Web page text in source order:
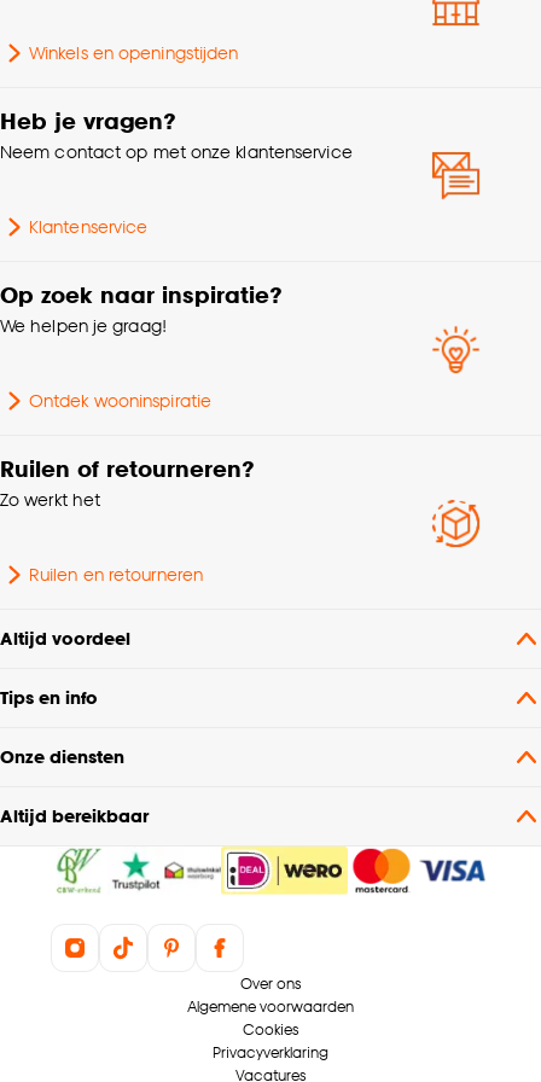
accepteren door op ‘Cookies aanpassen’ te
kan aanpassen, bekijk hiervoor onze
cookieverklaring.
Lengte 11 CM
Winkels en openingstijden
Heb je vragen?
Neem contact op met onze klantenservice
Klantenservice
Op zoek naar inspiratie?
We helpen je graag!
Ontdek wooninspiratie
Ruilen of retourneren?
Zo werkt het
Ruilen en retourneren
Altijd voordeel
Tips en info
Onze diensten
Altijd bereikbaar
Over ons
Algemene voorwaarden
Cookies
Privacyverklaring
Vacatures